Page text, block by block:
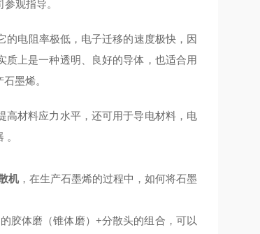
观指导。
的电阻率极低，电子迁移的速度极快，因
上是一种透明、良好的导体，也适合用
墨烯。
高材料应力水平，还可用于导电材料，电
。
机，在生产石墨烯的过程中，如何将石墨
胶体磨（锥体磨） +分散头的组合，可以